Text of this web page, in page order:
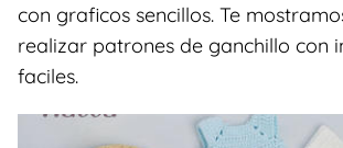
con graficos sencillos. Te
realizar patrones de ganchillo con
faciles.